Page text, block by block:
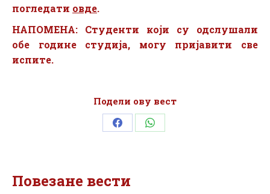
погледати овде.
НАПОМЕНА: Студенти који су одслушали
обе године студија, могу пријавити све
испите.
Подели ову вест
Share Share
Повезане вести